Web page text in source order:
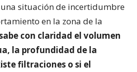
una situación de incertidumbre
en la zona de la
con claridad el volumen
la profundidad de la
filtraciones o si el